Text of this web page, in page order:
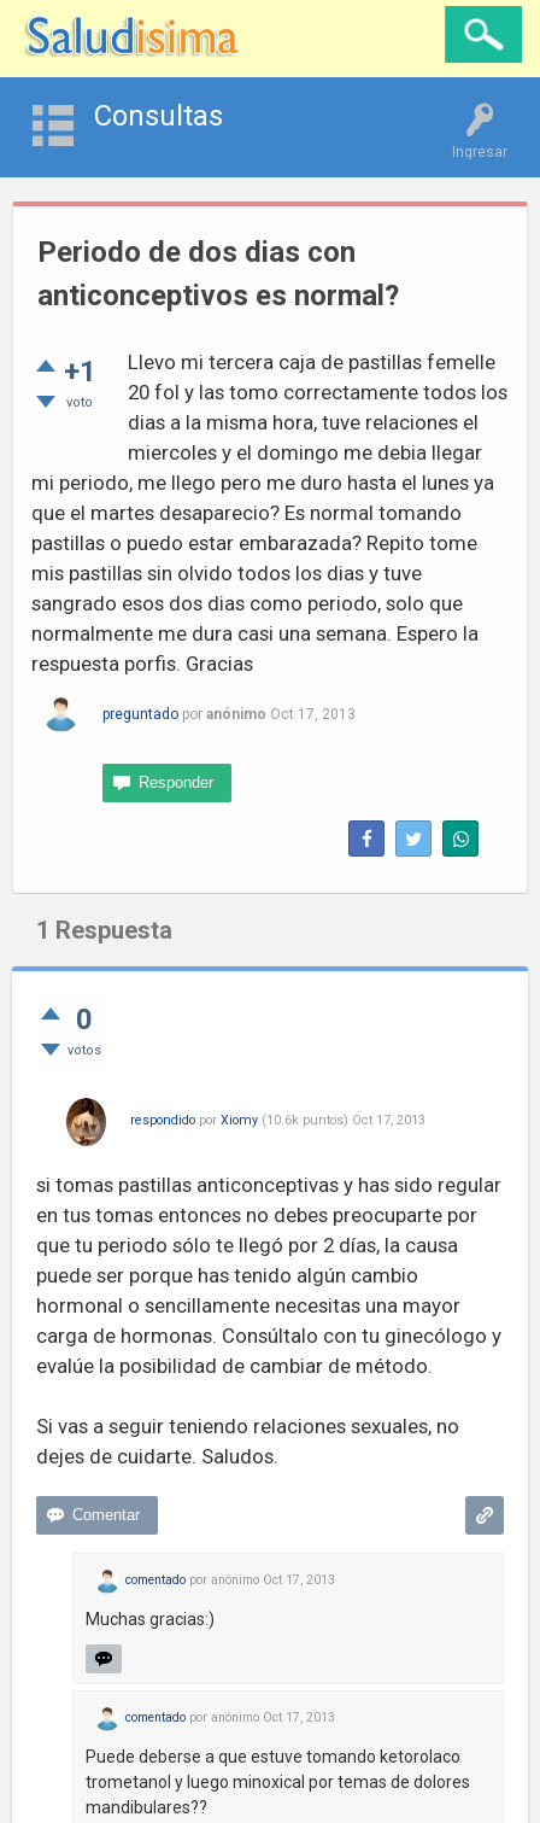
Ingresar
Consultas
Periodo de dos dias con
anticonceptivos es normal?
+1
voto
Llevo mi tercera caja de pastillas femelle
20 fol y las tomo correctamente todos los
dias a la misma hora, tuve relaciones el
miercoles y el domingo me debia llegar
mi periodo, me llego pero me duro hasta el lunes ya
que el martes desaparecio? Es normal tomando
pastillas o puedo estar embarazada? Repito tome
mis pastillas sin olvido todos los dias y tuve
sangrado esos dos dias como periodo, solo que
normalmente me dura casi una semana. Espero la
respuesta porfis. Gracias
preguntado por anónimo Oct 17, 2013
1 Respuesta
0
votos
respondido por Xiomy (10.6k puntos) Oct 17, 2013
si tomas pastillas anticonceptivas y has sido regular
en tus tomas entonces no debes preocuparte por
que tu periodo sólo te llegó por 2 días, la causa
puede ser porque has tenido algún cambio
hormonal o sencillamente necesitas una mayor
carga de hormonas. Consúltalo con tu ginecólogo y
evalúe la posibilidad de cambiar de método.
Si vas a seguir teniendo relaciones sexuales, no
dejes de cuidarte. Saludos.
comentado por anónimo Oct 17, 2013
Muchas gracias:)
comentado por anónimo Oct 17, 2013
Puede deberse a que estuve tomando ketorolaco
trometanol y luego minoxical por temas de dolores
mandibulares??